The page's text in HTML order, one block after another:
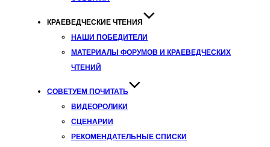
КРАЕВЕДЧЕСКИЕ ЧТЕНИЯ
НАШИ ПОБЕДИТЕЛИ
МАТЕРИАЛЫ ФОРУМОВ И КРАЕВЕДЧЕСКИХ
ЧТЕНИЙ
СОВЕТУЕМ ПОЧИТАТЬ
ВИДЕОРОЛИКИ
СЦЕНАРИИ
РЕКОМЕНДАТЕЛЬНЫЕ СПИСКИ